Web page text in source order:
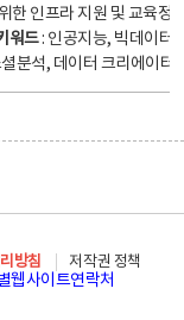
한 인프라 지원 및 교육정
워드: 인공지능, 빅데이터,
분석, 데이터 크리에이터
방침
저작권 정책
웹사이트연락처